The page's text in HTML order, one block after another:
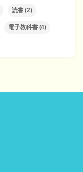
読書 (2)
電子教科書 (4)